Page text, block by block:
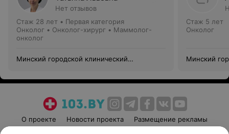
Нет отзывов
Стаж 28 лет • Первая категория
Онколог • Онколог-хирург • Маммолог-
онколог
Минский городской клинический
Стаж 5 лет
Онколог
Минский
О проекте Новости проекта
Размещение рекламы